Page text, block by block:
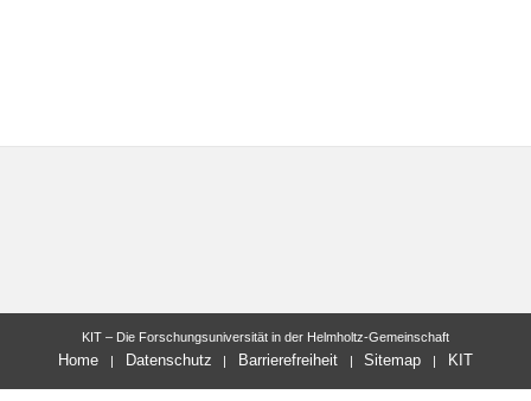
KIT – Die Forschungsuniversität in der Helmholtz-Gemeinschaft
Home Datenschutz Barrierefreiheit Sitemap KIT